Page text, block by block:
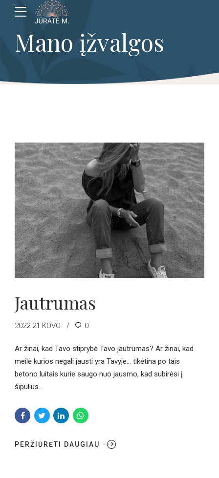
Mano įžvalgos
Jautrumas
2022 21 KOVO 0
Ar žinai, kad Tavo stiprybė Tavo jautrumas? Ar žinai, kad
meilė kurios negali jausti yra Tavyje… tikėtina po tais
betono luitais kurie saugo nuo jausmo, kad subirėsi į
šipulius…
PERŽIŪRĖTI DAUGIAU